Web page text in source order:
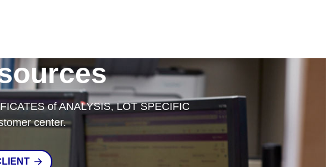
of ANALYSIS, LOT SPECIFIC
center.